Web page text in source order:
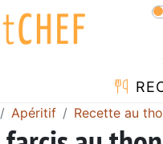
Apéritif Recette au